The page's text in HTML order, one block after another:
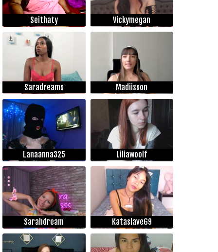
Seithaty Vickymegan
Saradreams Madiisson
Lanaanna325 Liliawoolf
Sarahdream Kataslave69